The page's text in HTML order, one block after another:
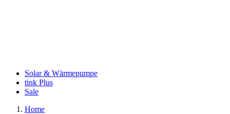
Solar & Wärmepumpe
tink Plus
Sale
Home